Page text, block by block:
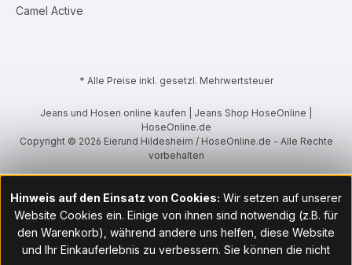
Camel Active
* Alle Preise inkl. gesetzl. Mehrwertsteuer
Jeans und Hosen online kaufen | Jeans Shop HoseOnline |
HoseOnline.de
Copyright © 2026 Eierund Hildesheim / HoseOnline.de - Alle Rechte
vorbehalten
Hinweis auf den Einsatz von Cookies: Wir setzen auf unserer
Website Cookies ein. Einige von ihnen sind notwendig (z.B. für
den Warenkorb), während andere uns helfen, diese Website
und Ihr Einkauferlebnis zu verbessern. Sie können die nicht